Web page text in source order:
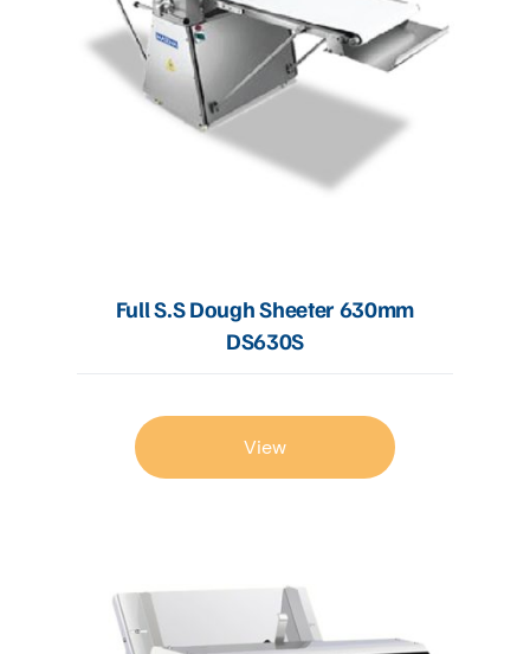
Full S.S Dough Sheeter 630mm
DS630S
View